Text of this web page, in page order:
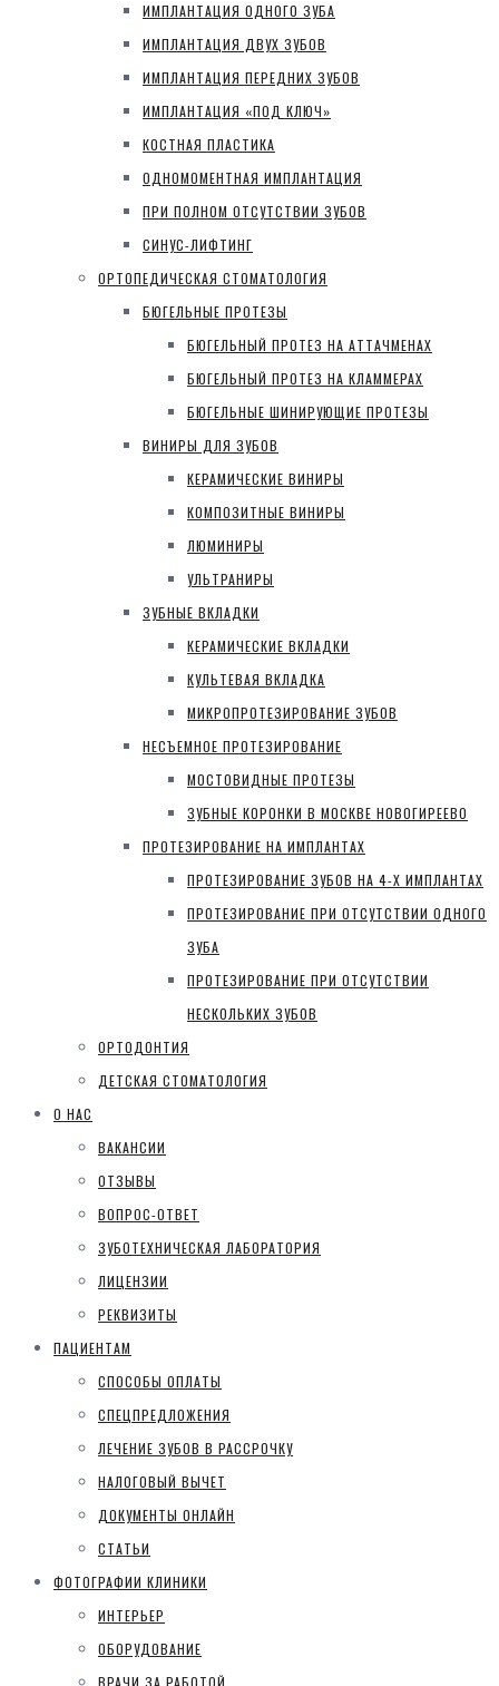
ИМПЛАНТАЦИЯ ОДНОГО ЗУБА
ИМПЛАНТАЦИЯ ДВУХ ЗУБОВ
ИМПЛАНТАЦИЯ ПЕРЕДНИХ ЗУБОВ
ИМПЛАНТАЦИЯ «ПОД КЛЮЧ»
КОСТНАЯ ПЛАСТИКА
ОДНОМОМЕНТНАЯ ИМПЛАНТАЦИЯ
ПРИ ПОЛНОМ ОТСУТСТВИИ ЗУБОВ
СИНУС-ЛИФТИНГ
ОРТОПЕДИЧЕСКАЯ СТОМАТОЛОГИЯ
БЮГЕЛЬНЫЕ ПРОТЕЗЫ
БЮГЕЛЬНЫЙ ПРОТЕЗ НА АТТАЧМЕНАХ
БЮГЕЛЬНЫЙ ПРОТЕЗ НА КЛАММЕРАХ
БЮГЕЛЬНЫЕ ШИНИРУЮЩИЕ ПРОТЕЗЫ
ВИНИРЫ ДЛЯ ЗУБОВ
КЕРАМИЧЕСКИЕ ВИНИРЫ
КОМПОЗИТНЫЕ ВИНИРЫ
ЛЮМИНИРЫ
УЛЬТРАНИРЫ
ЗУБНЫЕ ВКЛАДКИ
КЕРАМИЧЕСКИЕ ВКЛАДКИ
КУЛЬТЕВАЯ ВКЛАДКА
МИКРОПРОТЕЗИРОВАНИЕ ЗУБОВ
НЕСЪЕМНОЕ ПРОТЕЗИРОВАНИЕ
МОСТОВИДНЫЕ ПРОТЕЗЫ
ЗУБНЫЕ КОРОНКИ В МОСКВЕ НОВОГИРЕЕВО
ПРОТЕЗИРОВАНИЕ НА ИМПЛАНТАХ
ПРОТЕЗИРОВАНИЕ ЗУБОВ НА 4-Х ИМПЛАНТАХ
ПРОТЕЗИРОВАНИЕ ПРИ ОТСУТСТВИИ ОДНОГО
ЗУБА
ПРОТЕЗИРОВАНИЕ ПРИ ОТСУТСТВИИ
НЕСКОЛЬКИХ ЗУБОВ
ОРТОДОНТИЯ
ДЕТСКАЯ СТОМАТОЛОГИЯ
О НАС
ВАКАНСИИ
ОТЗЫВЫ
ВОПРОС-ОТВЕТ
ЗУБОТЕХНИЧЕСКАЯ ЛАБОРАТОРИЯ
ЛИЦЕНЗИИ
РЕКВИЗИТЫ
ПАЦИЕНТАМ
СПОСОБЫ ОПЛАТЫ
СПЕЦПРЕДЛОЖЕНИЯ
ЛЕЧЕНИЕ ЗУБОВ В РАССРОЧКУ
НАЛОГОВЫЙ ВЫЧЕТ
ДОКУМЕНТЫ ОНЛАЙН
СТАТЬИ
ФОТОГРАФИИ КЛИНИКИ
ИНТЕРЬЕР
ОБОРУДОВАНИЕ
ВРАЧИ ЗА РАБОТОЙ